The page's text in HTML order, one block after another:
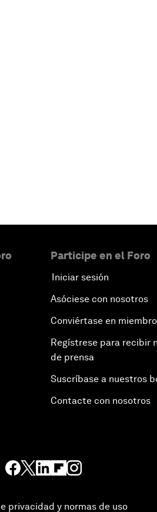
Participe en el Foro
Iniciar sesión
Asóciese con nosotros
Conviértase en miembro
Regístrese para recibir
de prensa
Suscríbase a nuestros
Contacte con nosotros
privacidad y normas de uso